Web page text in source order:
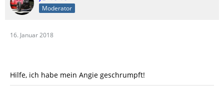
Moderator
16. Januar 2018
Hilfe, ich habe mein Angie geschrumpft!